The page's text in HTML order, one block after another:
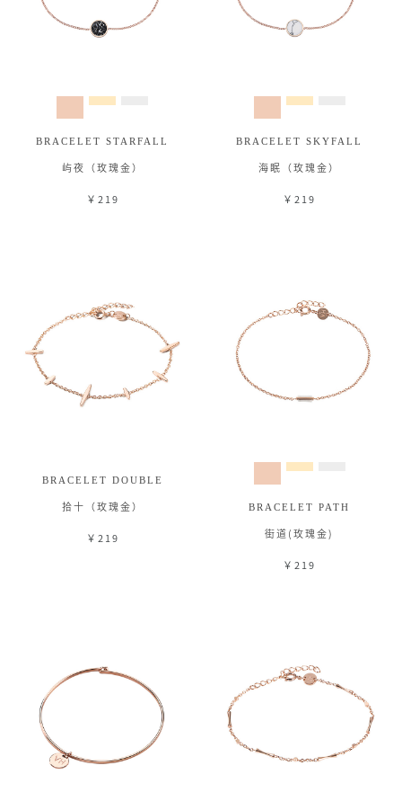
BRACELET STARFALL
屿夜（玫瑰金）
￥219
BRACELET SKYFALL
海眠（玫瑰金）
￥219
BRACELET DOUBLE
拾十（玫瑰金）
￥219
BRACELET PATH
街道(玫瑰金)
￥219